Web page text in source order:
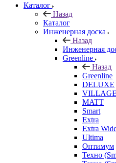
Каталог
Назад
Каталог
Инженерная доска
Назад
Инженерная
Greenline
Назад
Greenline
DELUXE
VILLAGE
MATT
Smart
Extra
Extra
Ultima
Оптимум
Техно